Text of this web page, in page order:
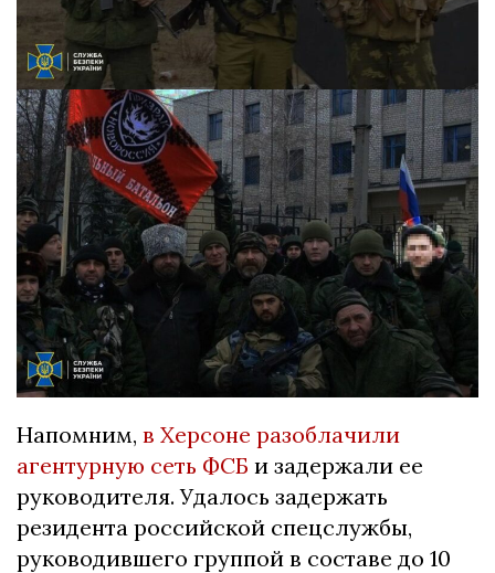
Напомним, в Херсоне разоблачили
агентурную сеть ФСБ и задержали ее
руководителя. Удалось задержать
резидента российской спецслужбы,
руководившего группой в составе до 10